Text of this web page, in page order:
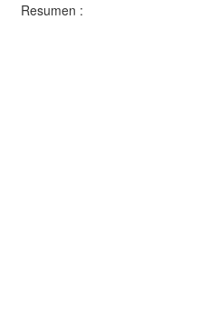
Resumen :